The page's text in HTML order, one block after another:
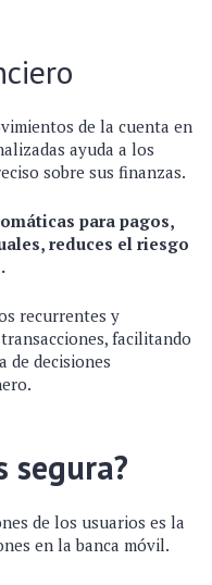
de la cuenta en
ayuda a los
sobre sus finanzas.
para pagos,
reduces el riesgo
recurrentes y
facilitando
de decisiones
segura?
de los usuarios es la
en la banca móvil.